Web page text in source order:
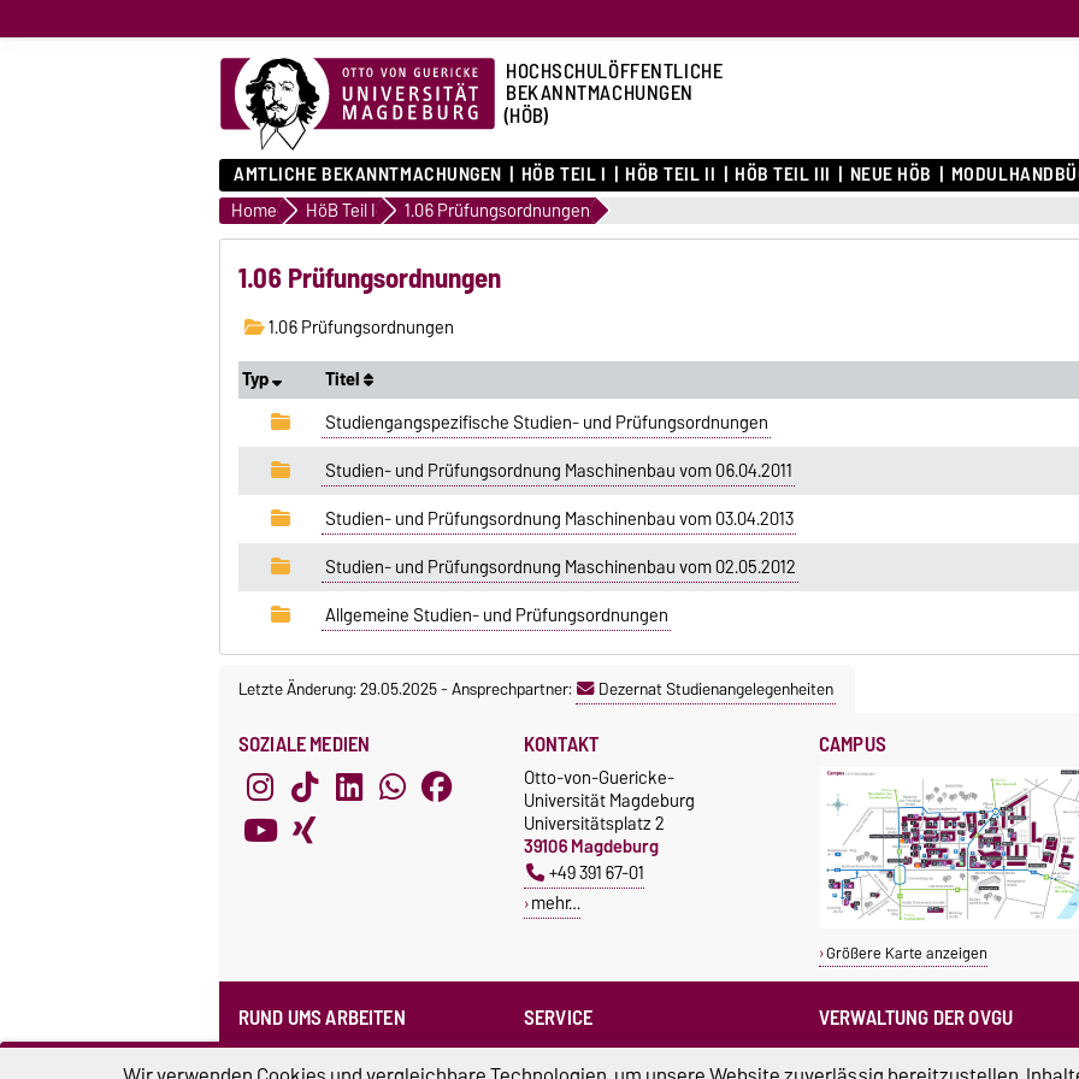
HOCHSCHULÖFFENTLICHE
BEKANNTMACHUNGEN
(HÖB)
AMTLICHE BEKANNTMACHUNGEN HÖB TEIL I HÖB TEIL II HÖB TEIL III NEUE HÖB
Home HöB Teil I 1.06 Prüfungsordnungen
1.06 Prüfungsordnungen
1.06 Prüfungsordnungen
Typ
Titel
Studiengangspezifische Studien- und Prüfungsordnungen
Studien- und Prüfungsordnung Maschinenbau vom 06.04.2011
Studien- und Prüfungsordnung Maschinenbau vom 03.04.2013
Studien- und Prüfungsordnung Maschinenbau vom 02.05.2012
Allgemeine Studien- und Prüfungsordnungen
Letzte Änderung: 29.05.2025-Ansprechpartner: Dezernat Studienangelegenheiten
SOZIALE MEDIEN KONTAKT
Otto-von-Guericke-
Universität Magdeburg
Universitätsplatz 2
39106 Magdeburg
+49 391 67-01
mehr…
CAMPUS
Größere Karte anzeigen
RUND UMS ARBEITEN
Formularpool
SERVICE
Notrufnummern der Universität
VERWALTUNG DER OVGU
Kanzlerin